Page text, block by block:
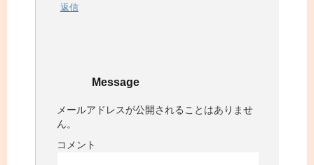
返信
Message
メールアドレスが公開されることはありませ
ん。
コメント